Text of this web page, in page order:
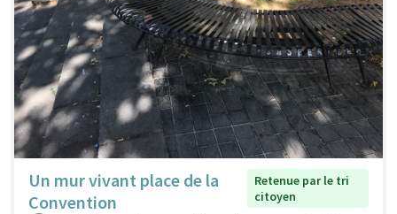
Un mur vivant place de la
Convention
Retenue par le tri
citoyen